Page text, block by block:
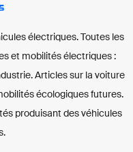
électriques. Toutes les
et mobilités électriques :
Articles sur la voiture
écologiques futures.
produisant des véhicules